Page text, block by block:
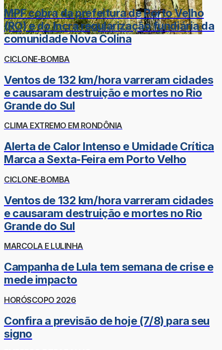
MPF cobra da prefeitura de Porto Velho
(RO) e do Incra regularização fundiária da
comunidade Nova Colina
CICLONE-BOMBA
Ventos de 132 km/hora varreram cidades
e causaram destruição e mortes no Rio
Grande do Sul
CLIMA EXTREMO EM RONDÔNIA
Alerta de Calor Intenso e Umidade Crítica
Marca a Sexta-Feira em Porto Velho
CICLONE-BOMBA
Ventos de 132 km/hora varreram cidades
e causaram destruição e mortes no Rio
Grande do Sul
MARCOLA E LULINHA
Campanha de Lula tem semana de crise e
mede impacto
HORÓSCOPO 2026
Confira a previsão de hoje (7/8) para seu
signo